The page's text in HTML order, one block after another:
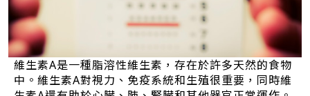
維生素A是一種脂溶性維生素，存在於許多天然的食物
中。維生素A對視力、免疫系統和生殖很重要，同時維